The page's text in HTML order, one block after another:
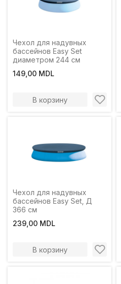
Чехол для надувных
бассейнов Easy Set
диаметром 244 см
149,00 MDL
В корзину
Чехол для надувных
бассейнов Easy Set, Д
366 см
239,00 MDL
В корзину